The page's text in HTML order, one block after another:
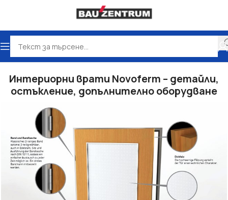
Начало ВРАТИ Интериорни Врати
Интериорни врати Novoferm – детайли,
остъкление, допълнително оборудване